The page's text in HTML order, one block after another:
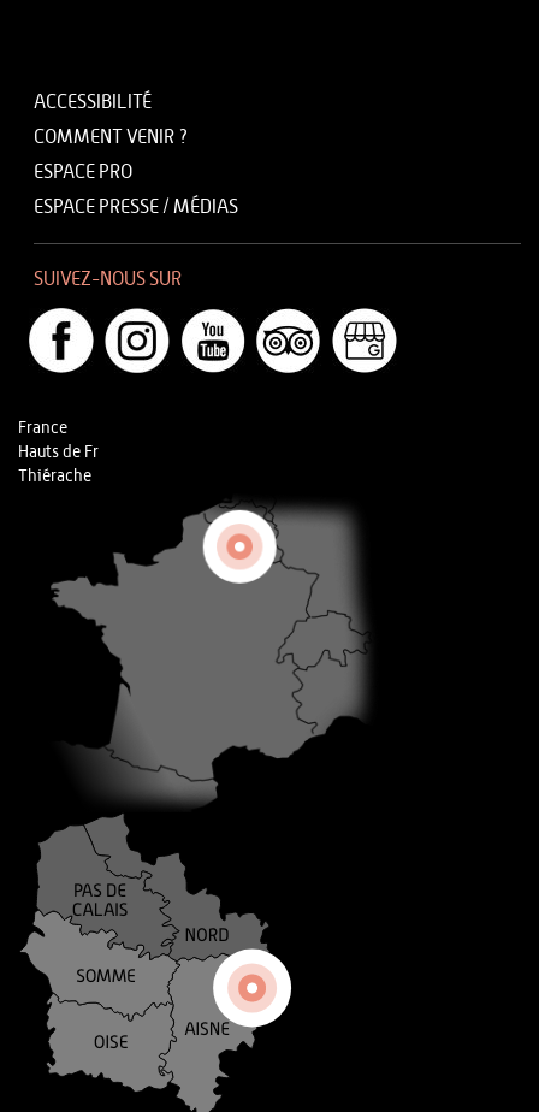
ACCESSIBILITÉ
COMMENT VENIR ?
ESPACE PRO
ESPACE PRESSE / MÉDIAS
SUIVEZ-NOUS SUR
France
Hauts de Fr
Thiérache